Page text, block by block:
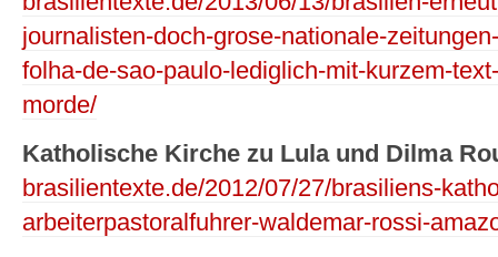
journalisten-doch-grose-nationale-
folha-de-sao-paulo-lediglich-mit-kurzem-
morde/
Katholische Kirche zu Lula und Dilma
brasilientexte.de/2012/07/27/brasiliens-
arbeiterpastoralfuhrer-waldemar-rossi-